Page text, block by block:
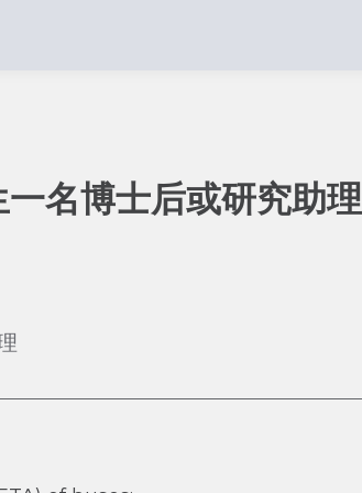
名博士后或研究助理